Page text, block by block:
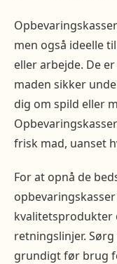
men også ideelle
eller arbejde. De
maden sikker
dig om spild eller
frisk mad, uanset
For at opnå de
retningslinjer.
grundigt før brug